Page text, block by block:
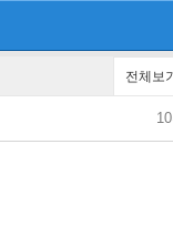
전체보